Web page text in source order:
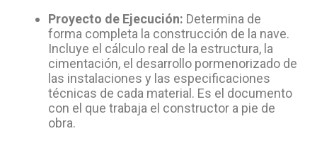
Proyecto de Ejecución: Determina de
forma completa la construcción de la nave.
Incluye el cálculo real de la estructura, la
cimentación, el desarrollo pormenorizado de
las instalaciones y las especificaciones
técnicas de cada material. Es el documento
con el que trabaja el constructor a pie de
obra.